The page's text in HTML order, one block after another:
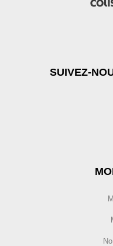
SUIVEZ-